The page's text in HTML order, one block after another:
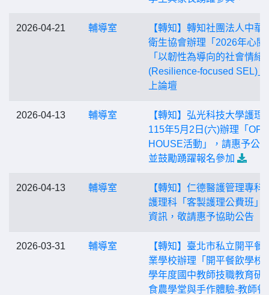
2026-04-21 輔導室
【轉知】轉知社團法人中華
衛生協會辦理「2026年心閱
「以韌性為導向的社會情緒
(Resilience-focused SEL)」
上論壇
2026-04-13 輔導室
【轉知】弘光科技大學護理
115年5月2日(六)辦理「
HOUSE活動」，請惠予公
並鼓勵踴躍報名參加
2026-04-13 輔導室
【轉知】仁德醫護管理專科
護理科「客製護理公費班」
資訊，敬請惠予協助公告
2026-03-31 輔導室
【轉知】臺北市私立開平餐
業學校辦理「開平餐飲學校
學年度國中教師技職教育研
食農學堂與手作體驗-教師餐